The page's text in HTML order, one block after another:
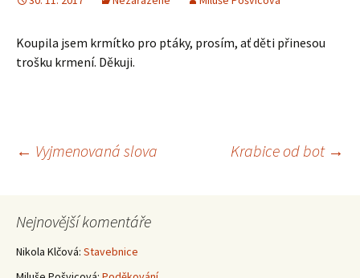
Koupila jsem krmítko pro ptáky, prosím, ať děti přinesou
trošku krmení. Děkuji.
Navigace
pro
příspěvky
← Vyjmenovaná slova Krabice od bot →
Nejnovější komentáře
Nikola Klčová: Stavebnice